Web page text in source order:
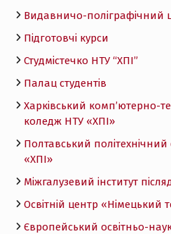
Видавничо-поліграфічний
Підготовчі курси
Студмістечко НТУ “ХПІ”
Палац студентів
Харківський комп’ютерно-
коледж НТУ «ХПI»
Полтавський
«ХПI»
Міжгалузевий інститут
Освітній центр «Німецький
Європейський освітньо-